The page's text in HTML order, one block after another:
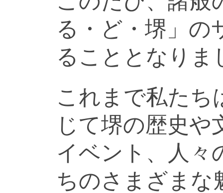
る・ど・堺」の
ることとなりま
これまで私たち
じて堺の歴史や
イベント、人々
ちのさまざまな